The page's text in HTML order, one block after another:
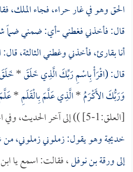
الحق وهو في غار حراء، فجاء الملك،
قال: فأخذني فغطني -أي: ضمني ضماً
أنا بقارئ، فأخذني وغطني الثالثة،
قال: (اقْرَأْ بِاسْمِ رَبِّكَ الَّذِي خَلَقَ*
وَرَبُّكَ الأَكْرَمُ*الَّذِي عَلَّمَ بِالْقَلَمِ*
[العلق:1-5] )) إلى آخر الحديث، وفي الحديث : (
خديجةوهو يقول: زملوني زملوني، من
إلىورقة بن نوفل، فقالت: اسمع يا